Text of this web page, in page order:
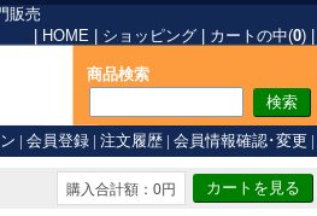
販売
HOME ショッピング カートの中(0)
商品検索
| 会員登録 | 注文履歴 | 会員情報確認･変更 |
購入合計額：0円